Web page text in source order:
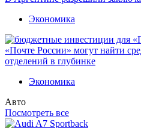
Экономика
«Почте России» могут найти
отделений в глубинке
Экономика
Авто
Посмотреть все